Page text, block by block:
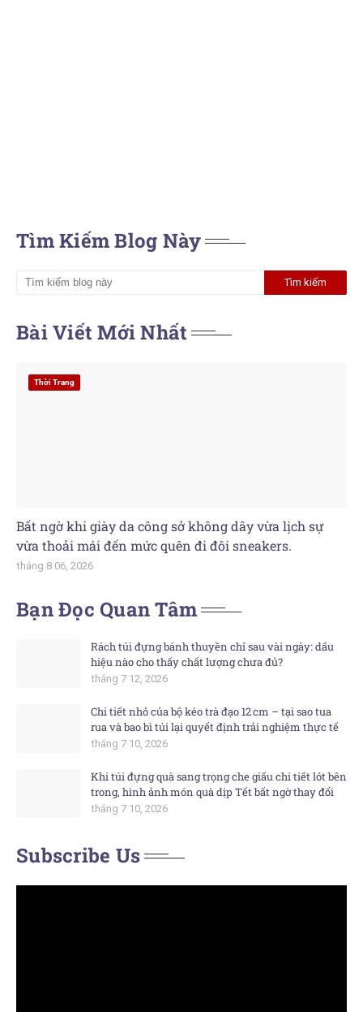
Tìm Kiếm Blog Này
Bài Viết Mới Nhất
Thời Trang
Bất ngờ khi giày da công sở không dây vừa lịch sự
vừa thoải mái đến mức quên đi đôi sneakers.
tháng 8 06, 2026
Bạn Đọc Quan Tâm
Rách túi đựng bánh thuyền chỉ sau vài ngày: dấu
hiệu nào cho thấy chất lượng chưa đủ?
tháng 7 12, 2026
Chi tiết nhỏ của bộ kéo trà đạo 12 cm – tại sao tua
rua và bao bì túi lại quyết định trải nghiệm thực tế
tháng 7 10, 2026
Khi túi đựng quà sang trọng che giấu chi tiết lót bên
trong, hình ảnh món quà dịp Tết bất ngờ thay đổi
tháng 7 10, 2026
Subscribe Us